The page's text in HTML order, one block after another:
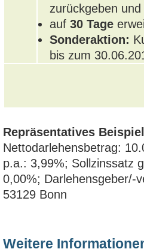
zurückgeben
auf 30 Tage
Sonderaktion:
bis zum
Repräsentatives
Nettodarlehensbetrag:
p.a.: 3,99%; Sollzinssatz
0,00%; Darlehensgeber/-
53129 Bonn
Weitere